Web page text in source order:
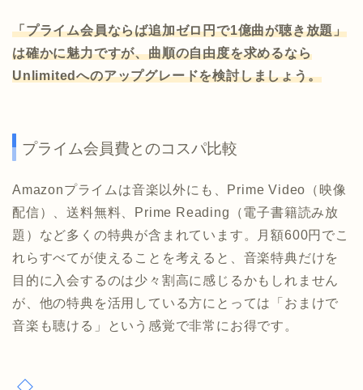
「プライム会員ならば追加ゼロ円で1億曲が聴き放題」
は確かに魅力ですが、曲順の自由度を求めるなら
Unlimitedへのアップグレードを検討しましょう。
プライム会員費とのコスパ比較
Amazonプライムは音楽以外にも、Prime Video（映像
配信）、送料無料、Prime Reading（電子書籍読み放
題）など多くの特典が含まれています。月額600円でこ
れらすべてが使えることを考えると、音楽特典だけを
目的に入会するのは少々割高に感じるかもしれません
が、他の特典を活用している方にとっては「おまけで
音楽も聴ける」という感覚で非常にお得です。